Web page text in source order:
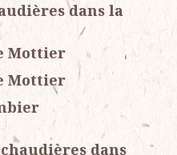
dans la
Mottier
Mottier
dans